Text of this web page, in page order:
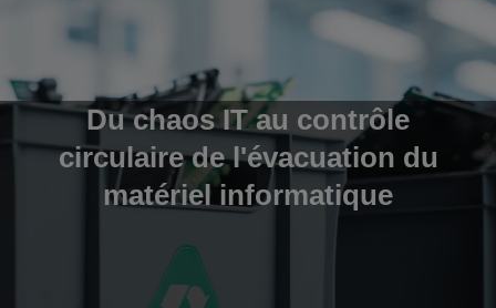
Du chaos IT au contrôle
circulaire de l'évacuation du
matériel informatique